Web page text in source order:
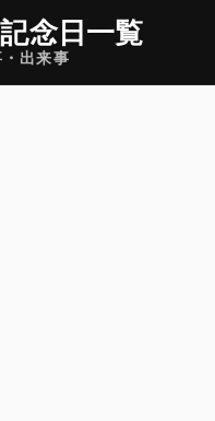
記念日一覧
出来事